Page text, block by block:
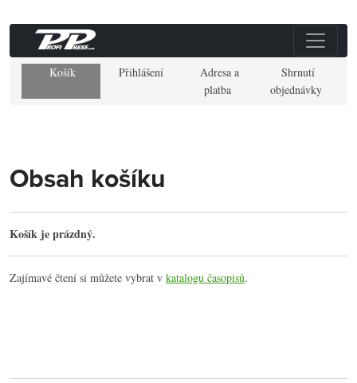
Košík Přihlášení
Adresa a
platba
Shrnutí
objednávky
Obsah košíku
Košík je prázdný.
Zajímavé čtení si můžete vybrat v katalogu časopisů.